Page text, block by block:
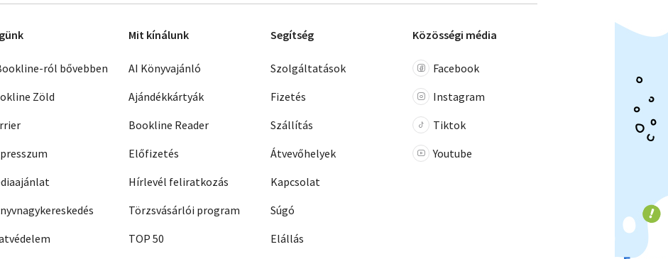
ról bővebben
Zöld
Mit kínálunk
AI Könyvajánló
Ajándékkártyák
Bookline Reader
Előfizetés
Hírlevél feliratkozás
Törzsvásárlói program
TOP 50
Segítség
Szolgáltatások
Fizetés
Szállítás
Átvevőhelyek
Kapcsolat
Súgó
Elállás
Közösségi média
Facebook
Instagram
Tiktok
Youtube